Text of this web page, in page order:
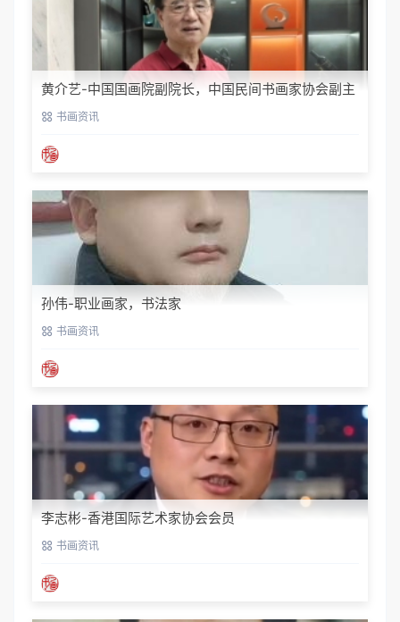
黄介艺-中国国画院副院长，中国民间书画家协会副主
席 书画资讯
孙伟-职业画家，书法家
书画资讯
李志彬-香港国际艺术家协会会员
书画资讯